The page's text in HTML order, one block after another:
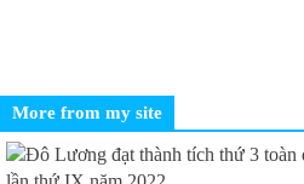
More from my site